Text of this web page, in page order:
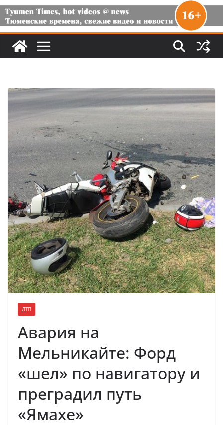
ДТП
Авария на
Мельникайте: Форд
«шел» по навигатору и
преградил путь
«Ямахе»